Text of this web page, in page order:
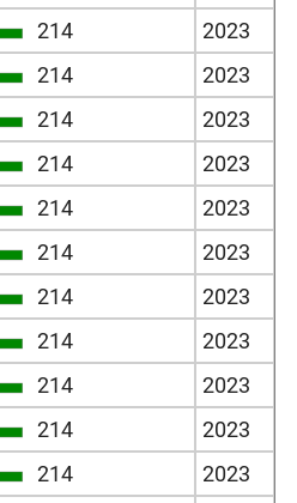
214
2023
214
2023
214
2023
214
2023
214
2023
214
2023
214
2023
214
2023
214
2023
214
2023
214
2023